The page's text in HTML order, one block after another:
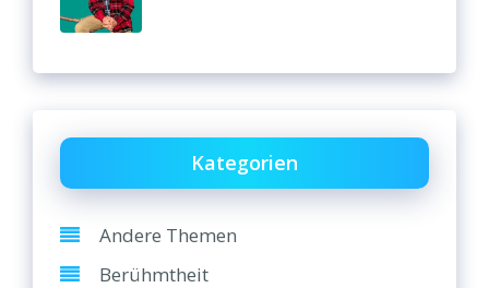
Kategorien
Andere Themen
Berühmtheit